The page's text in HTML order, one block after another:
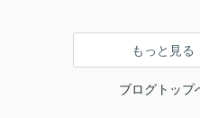
もっと見る
ブログトップ